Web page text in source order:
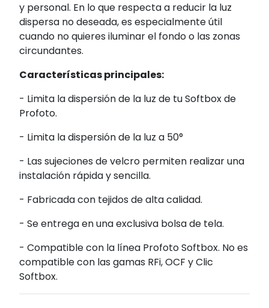
y personal. En lo que respecta a reducir la luz
dispersa no deseada, es especialmente útil
cuando no quieres iluminar el fondo o las zonas
circundantes.
Características principales:
- Limita la dispersión de la luz de tu Softbox de
Profoto.
- Limita la dispersión de la luz a 50°
- Las sujeciones de velcro permiten realizar una
instalación rápida y sencilla.
- Fabricada con tejidos de alta calidad.
- Se entrega en una exclusiva bolsa de tela.
- Compatible con la línea Profoto Softbox. No es
compatible con las gamas RFi, OCF y Clic
Softbox.